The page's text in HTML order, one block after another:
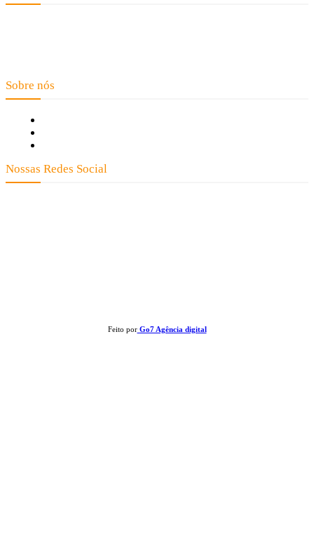
Sobre nós
Nossas Redes Social
Feito porGo7 Agência digital